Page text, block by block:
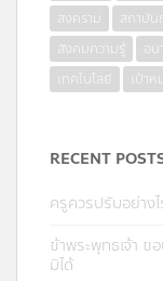
สงคราม
สถาบัน
สังคมความรู้
อน
เทคโนโลยี
เป้าห
RECENT
ครูควรปรับอย่าง
ข้าพระพุทธเจ้า
มิได้